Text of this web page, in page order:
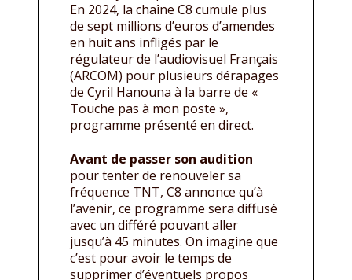
En 2024, la chaîne C8 cumule plus
de sept millions d’euros d’amendes
en huit ans infligés par le
régulateur de l’audiovisuel Français
(ARCOM) pour plusieurs dérapages
de Cyril Hanouna à la barre de «
Touche pas à mon poste »,
programme présenté en direct.
Avant de passer son audition
pour tenter de renouveler sa
fréquence TNT, C8 annonce qu’à
l’avenir, ce programme sera diffusé
avec un différé pouvant aller
jusqu’à 45 minutes. On imagine que
c’est pour avoir le temps de
supprimer d’éventuels propos